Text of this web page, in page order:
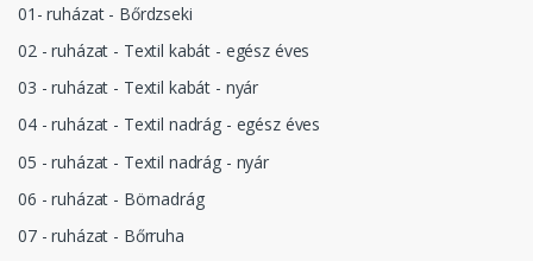
01- ruházat - Bőrdzseki
02 - ruházat - Textil kabát - egész éves
03 - ruházat - Textil kabát - nyár
04 - ruházat - Textil nadrág - egész éves
05 - ruházat - Textil nadrág - nyár
06 - ruházat - Börnadrág
07 - ruházat - Bőrruha